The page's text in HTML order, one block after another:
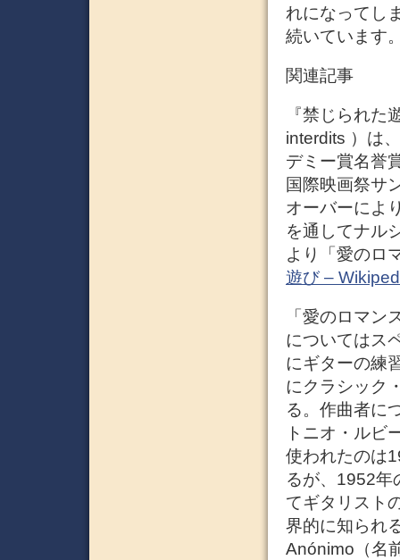
れになってし
続いています
関連記事
『禁じられ
interdits ）は
デミー賞名誉
国際映画祭サ
オーバーによ
を通してナル
より「愛のロ
遊び –
「愛のロマ
についてはス
にギターの練
にクラシック
る。作曲者に
トニオ・ルビ
使われたのは
るが、1952年
てギタリスト
界的に知られ
Anónimo（名